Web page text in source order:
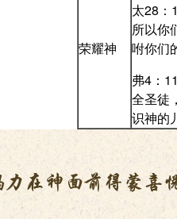
荣耀神
太28：
所以你
咐你们
弗4：
全圣徒
识神的